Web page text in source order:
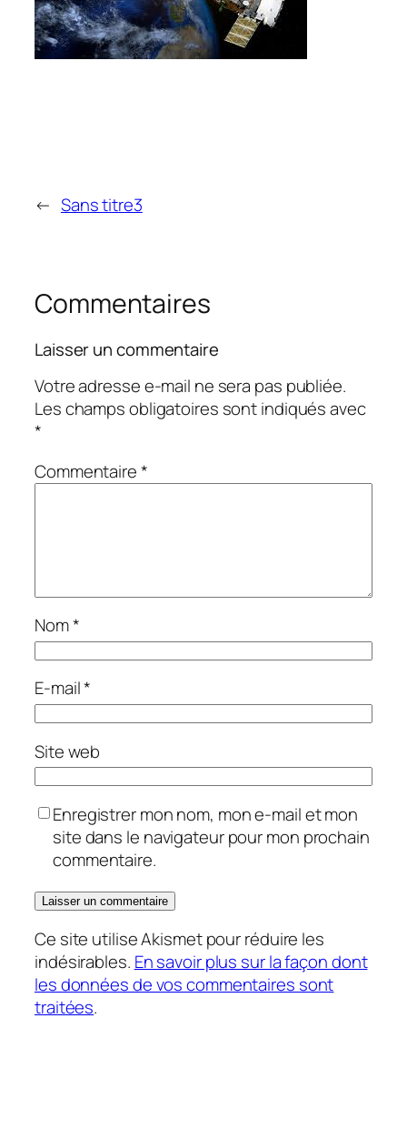
← Sans titre3
Commentaires
Laisser un commentaire
Votre adresse e-mail ne sera pas publiée.
Les champs obligatoires sont indiqués avec
*
Commentaire*
Nom*
E-mail*
Site web
Enregistrer mon nom, mon e-mail et mon
site dans le navigateur pour mon prochain
commentaire.
Ce site utilise Akismet pour réduire les
indésirables. En savoir plus sur la façon dont
les données de vos commentaires sont
traitées.